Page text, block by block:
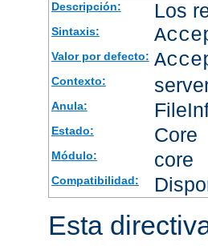
Descripción: Los
Sintaxis:
Valor por defecto:
Contexto:
Anula:
Estado: Core
Módulo: core
Compatibilidad:
Esta